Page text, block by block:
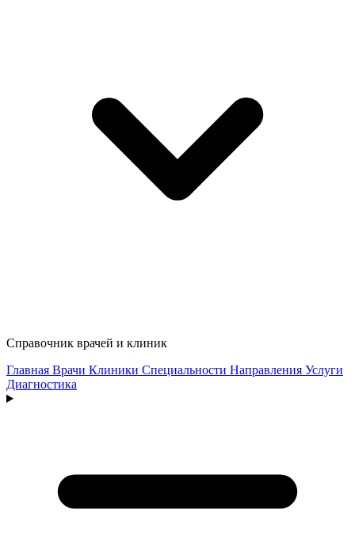
Справочник врачей и клиник
Главная Врачи Клиники Специальности Направления Услуги
Диагностика